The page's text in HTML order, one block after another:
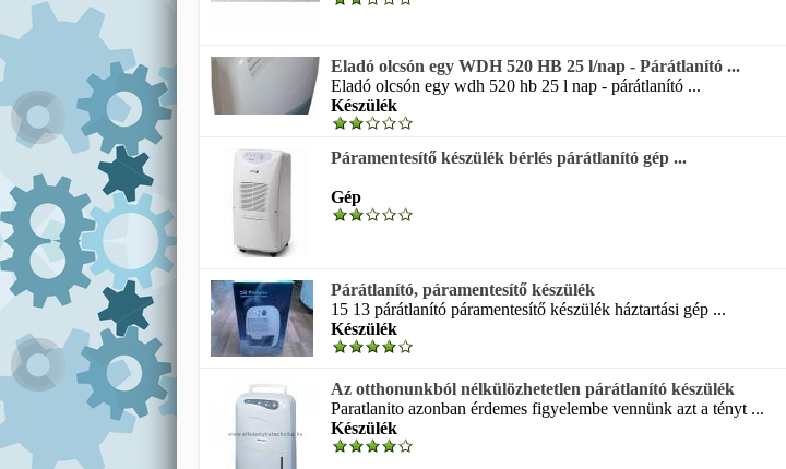
Eladó olcsón egy WDH 520 HB 25 l/nap - Párátlanító ...
Eladó olcsón egy wdh 520 hb 25 l nap - párátlanító ...
Készülék
Páramentesítő készülék bérlés párátlanító gép ...
Gép
Párátlanító, páramentesítő készülék
15 13 párátlanító páramentesítő készülék háztartási gép ...
Készülék
Az otthonunkból nélkülözhetetlen párátlanító készülék
Paratlanito azonban érdemes figyelembe vennünk azt a tényt ...
Készülék